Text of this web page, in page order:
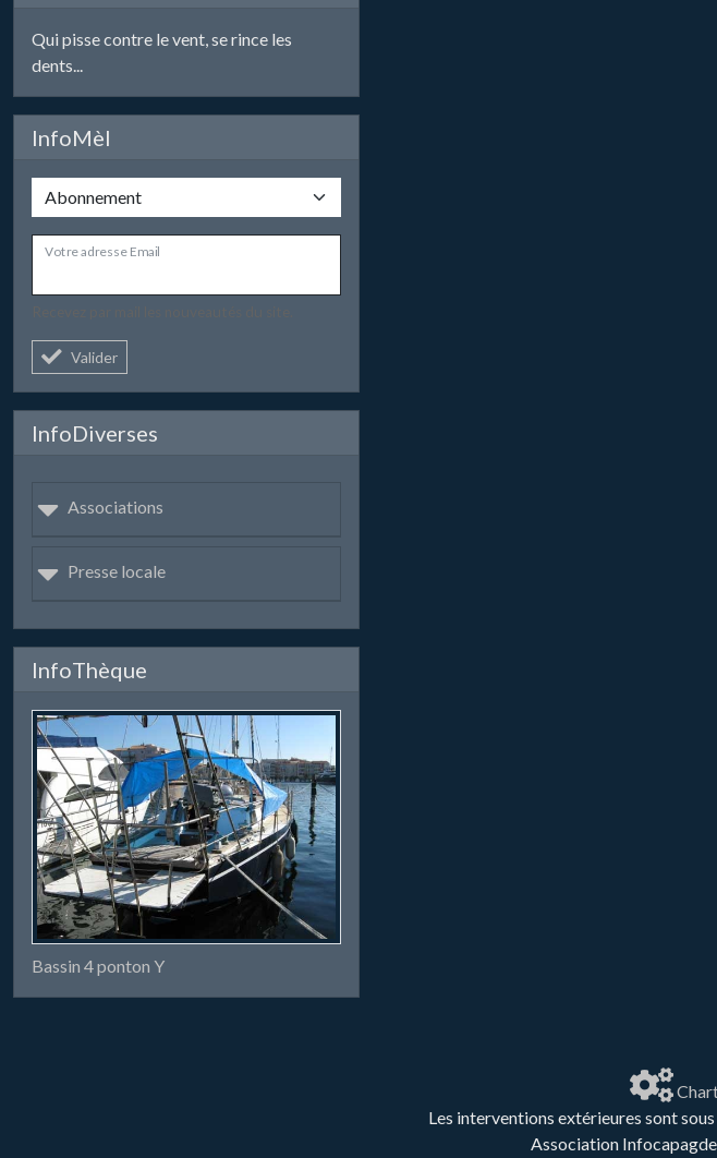
Qui pisse contre le vent, se rince les
dents...
InfoMèl
Votre adresse Email
Valider
InfoDiverses
Associations
Presse locale
InfoThèque
Bassin 4 ponton Y
Les interventions extérieures sont
Association